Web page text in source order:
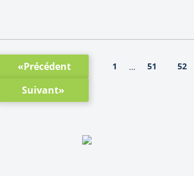
«Précédent 1 … 51 52
Suivant»